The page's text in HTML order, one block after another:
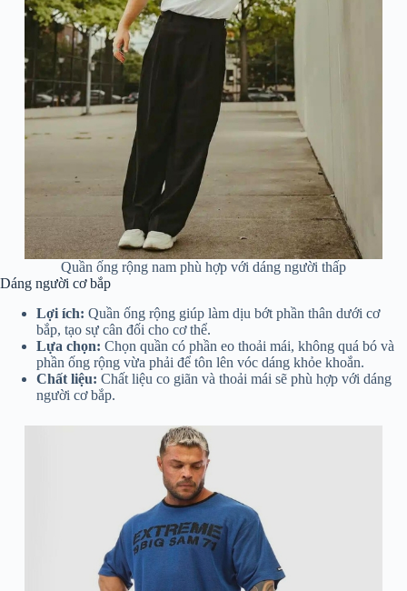
Quần ống rộng nam phù hợp với dáng người thấp
Dáng người cơ bắp
Lợi ích: Quần ống rộng giúp làm dịu bớt phần thân dưới cơ
bắp, tạo sự cân đối cho cơ thể.
Lựa chọn: Chọn quần có phần eo thoải mái, không quá bó và
phần ống rộng vừa phải để tôn lên vóc dáng khỏe khoắn.
Chất liệu: Chất liệu co giãn và thoải mái sẽ phù hợp với dáng
người cơ bắp.